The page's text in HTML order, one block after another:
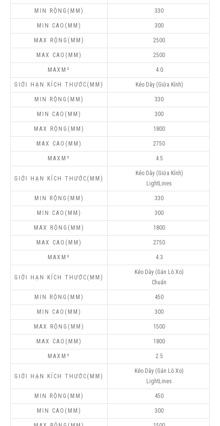
330
300
2500
2500
4.0
Kéo Dây (Giữa Kính)
330
300
1800
2750
4.5
Kéo Dây (Giữa Kính)
LightLines
330
300
1800
2750
4.3
Kéo Dây (Gắn Lò Xo)
Chuẩn
450
300
1500
1800
2.5
Kéo Dây (Gắn Lò Xo)
LightLines
450
300